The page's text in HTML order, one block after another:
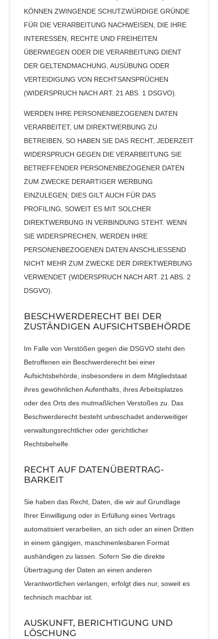
KÖNNEN ZWINGENDE SCHUTZWÜRDIGE GRÜNDE
FÜR DIE VERARBEITUNG NACHWEISEN, DIE IHRE
INTERESSEN, RECHTE UND FREIHEITEN
ÜBERWIEGEN ODER DIE VERARBEITUNG DIENT
DER GELTENDMACHUNG, AUSÜBUNG ODER
VERTEIDIGUNG VON RECHTSANSPRÜCHEN
(WIDERSPRUCH NACH ART. 21 ABS. 1 DSGVO).
WERDEN IHRE PERSONENBEZOGENEN DATEN
VERARBEITET, UM DIREKTWERBUNG ZU
BETREIBEN, SO HABEN SIE DAS RECHT, JEDERZEIT
WIDERSPRUCH GEGEN DIE VERARBEITUNG SIE
BETREFFENDER PERSONENBEZOGENER DATEN
ZUM ZWECKE DERARTIGER WERBUNG
EINZULEGEN; DIES GILT AUCH FÜR DAS
PROFILING, SOWEIT ES MIT SOLCHER
DIREKTWERBUNG IN VERBINDUNG STEHT. WENN
SIE WIDERSPRECHEN, WERDEN IHRE
PERSONENBEZOGENEN DATEN ANSCHLIESSEND
NICHT MEHR ZUM ZWECKE DER DIREKTWERBUNG
VERWENDET (WIDERSPRUCH NACH ART. 21 ABS. 2
DSGVO).
BESCHWERDE­RECHT BEI DER
ZUSTÄNDIGEN AUFSICHTS­BEHÖRDE
Im Falle von Verstößen gegen die DSGVO steht den
Betroffenen ein Beschwerderecht bei einer
Aufsichtsbehörde, insbesondere in dem Mitgliedstaat
ihres gewöhnlichen Aufenthalts, ihres Arbeitsplatzes
oder des Orts des mutmaßlichen Verstoßes zu. Das
Beschwerderecht besteht unbeschadet anderweitiger
verwaltungsrechtlicher oder gerichtlicher
Rechtsbehelfe.
RECHT AUF DATEN­ÜBERTRAG­
BARKEIT
Sie haben das Recht, Daten, die wir auf Grundlage
Ihrer Einwilligung oder in Erfüllung eines Vertrags
automatisiert verarbeiten, an sich oder an einen Dritten
in einem gängigen, maschinenlesbaren Format
aushändigen zu lassen. Sofern Sie die direkte
Übertragung der Daten an einen anderen
Verantwortlichen verlangen, erfolgt dies nur, soweit es
technisch machbar ist.
AUSKUNFT, BERICHTIGUNG UND
LÖSCHUNG